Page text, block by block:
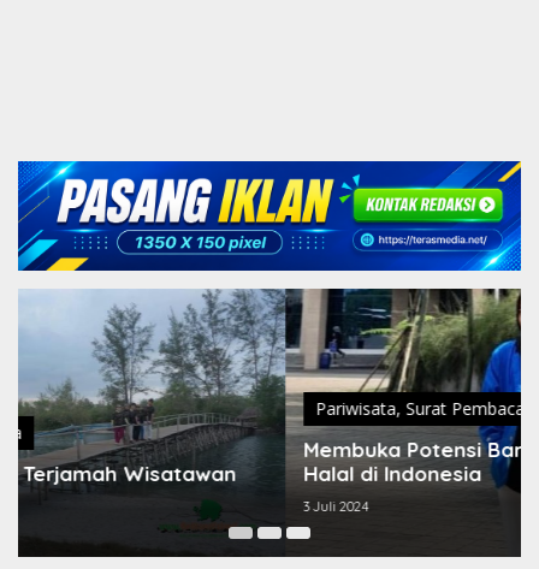
Pariwisata,Surat Pembaca
Membuka Potensi Baru, Industri Pariwisata
Halal di Indonesia